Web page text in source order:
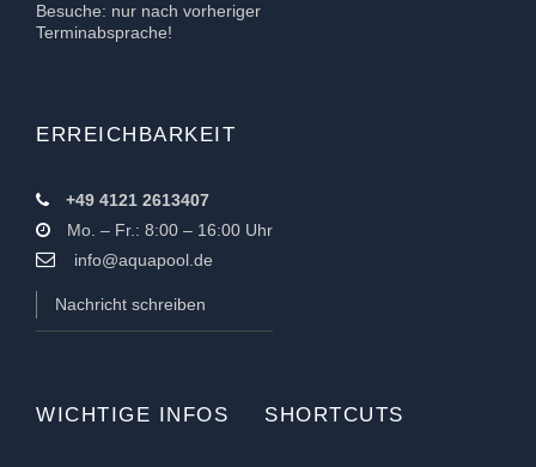
Besuche: nur nach vorheriger
Terminabsprache!
ERREICHBARKEIT
+49 4121 2613407
Mo. – Fr.: 8:00 – 16:00 Uhr
info@aquapool.de
Nachricht schreiben
WICHTIGE INFOS SHORTCUTS